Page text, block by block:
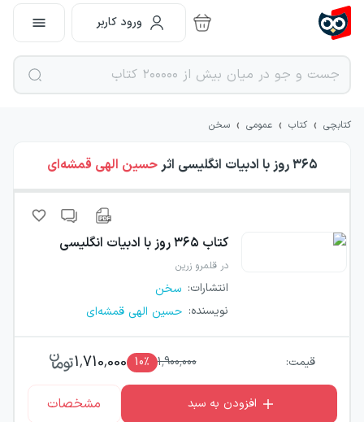
ورود کاربر
کتابچی › کتاب › عمومی › سخن
۳۶۵ روز با ادبیات انگلیسی اثرحسین الهی قمشه‌ای
کتاب ۳۶۵ روز با ادبیات انگلیسی
در قلمرو زرین
انتشارات: سخن
نویسنده: حسین الهی قمشه‌ای
قیمت: 1,900,000
10٪ 1,710,000
افزودن به سبد مشخصات